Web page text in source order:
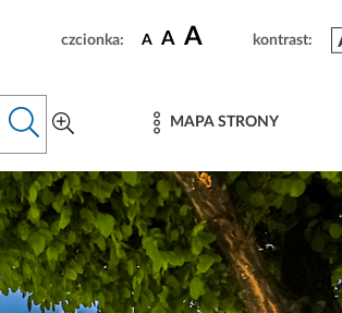
czcionka: A A A kontrast:
MAPA STRONY